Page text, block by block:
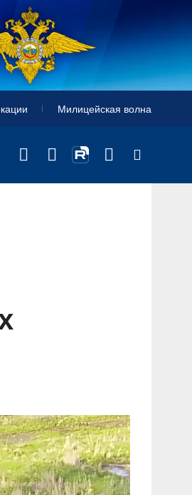
Милицейская волна